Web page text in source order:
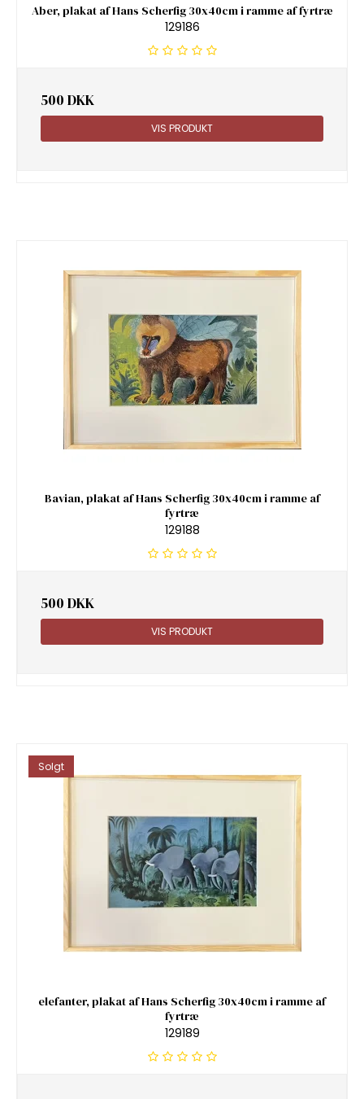
Aber, plakat af Hans Scherfig 30x40cm i ramme af fyrtræ
129186
500 DKK
VIS PRODUKT
Bavian, plakat af Hans Scherfig 30x40cm i ramme af
fyrtræ
129188
500 DKK
VIS PRODUKT
Solgt
elefanter, plakat af Hans Scherfig 30x40cm i ramme af
fyrtræ
129189